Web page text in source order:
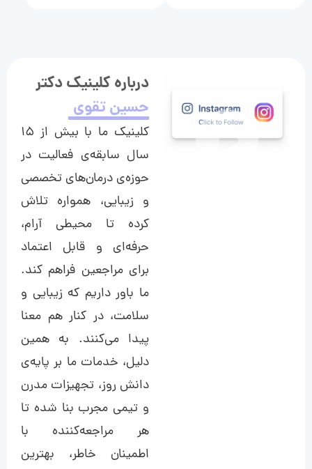
درباره کلینیک دکتر
حسین تقوی
کلینیک ما با بیش از ۱۵
سال سابقه‌ی فعالیت در
حوزه‌ی درمان‌های تخصصی
و زیبایی، همواره تلاش
کرده تا محیطی آرام،
حرفه‌ای و قابل اعتماد
برای مراجعین فراهم کند.
ما باور داریم که زیبایی و
سلامت، در کنار هم معنا
پیدا می‌کنند. به همین
دلیل، خدمات ما بر پایه‌ی
دانش روز، تجهیزات مدرن
و تیمی مجرب بنا شده تا
هر مراجعه‌کننده با
اطمینان خاطر، بهترین